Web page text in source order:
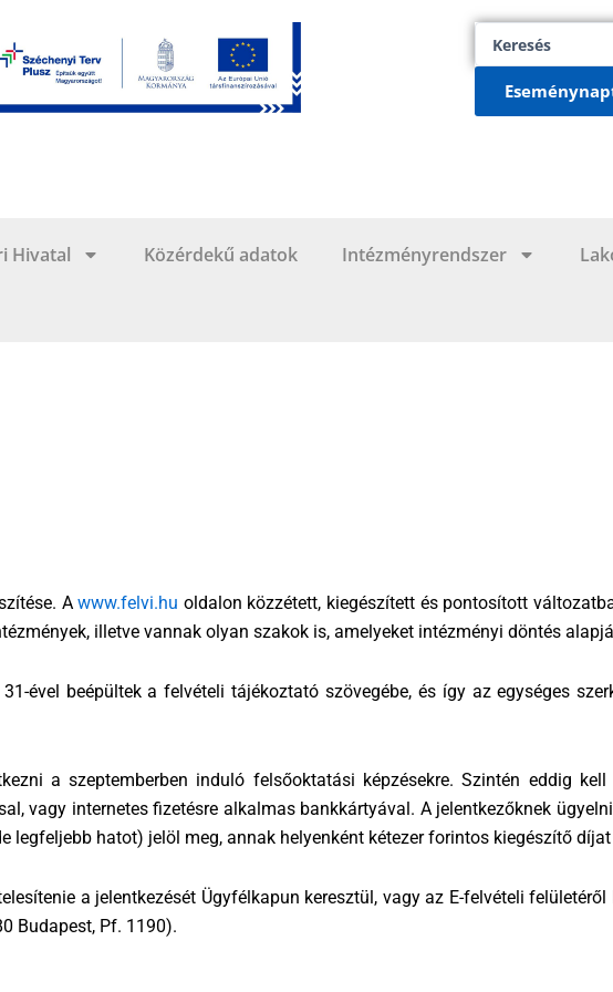
Hivatal Közérdekű adatok Intézményrendszer
Awww.felvi.hu oldalon közzétett, kiegészített és pontosított
illetve vannak olyan szakok is, amelyeket intézményi döntés
ével beépültek a felvételi tájékoztató szövegébe, és így az egységes
a szeptemberben induló felsőoktatási képzésekre. Szintén eddig
vagy internetes fizetésre alkalmas bankkártyával. A jelentkezőknek
legfeljebb hatot) jelöl meg, annak helyenként kétezer forintos kiegészítő
a jelentkezését Ügyfélkapun keresztül, vagy az E-felvételi
Budapest, Pf. 1190).